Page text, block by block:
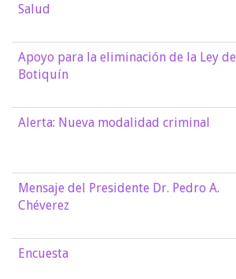
Salud
Apoyo para la eliminación de la Ley de
Botiquín
Alerta: Nueva modalidad criminal
Mensaje del Presidente Dr. Pedro A.
Chéverez
Encuesta